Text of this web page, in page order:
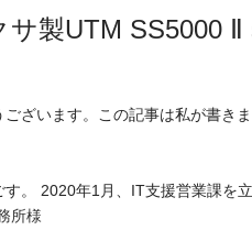
製UTM SS5000 Ⅱ
ざいます。この記事は私が書き
。 2020年1月、IT支援営業課を
所様